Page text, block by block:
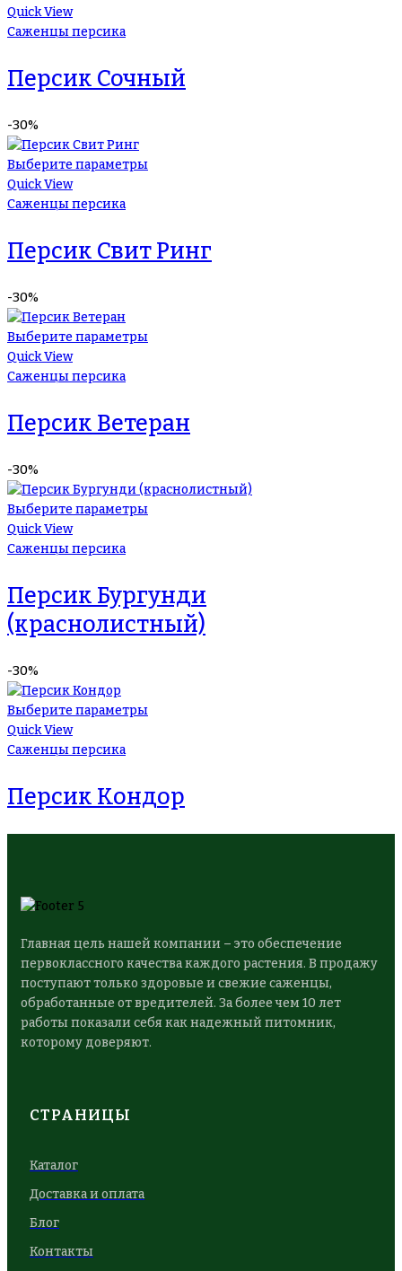
Quick View
Саженцы персика
Персик Сочный
-30%
Выберите параметры
Quick View
Саженцы персика
Персик Свит Ринг
-30%
Выберите параметры
Quick View
Саженцы персика
Персик Ветеран
-30%
Выберите параметры
Quick View
Саженцы персика
Персик Бургунди
(краснолистный)
-30%
Выберите параметры
Quick View
Саженцы персика
Персик Кондор
Главная цель нашей компании – это обеспечение
первоклассного качества каждого растения. В продажу
поступают только здоровые и свежие саженцы,
обработанные от вредителей. За более чем 10 лет
работы показали себя как надежный питомник,
которому доверяют.
СТРАНИЦЫ
Каталог
Доставка и оплата
Блог
Контакты